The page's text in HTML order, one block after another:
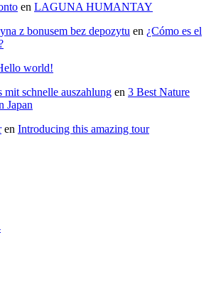
en LAGUNA HUMANTAY
z bonusem bez depozytu en ¿Cómo es el
world!
mit schnelle auszahlung en 3 Best Nature
Japan
en Introducing this amazing tour